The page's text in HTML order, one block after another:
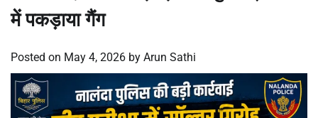
में पकड़ाया गैंग
Posted on May 4, 2026 by Arun Sathi